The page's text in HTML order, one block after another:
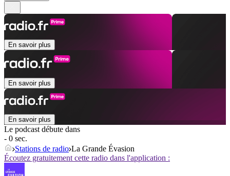
En savoir plus
En savoir plus
En savoir plus
Le podcast débute dans
- 0 sec.
Stations de radio La Grande Évasion
Écoutez gratuitement cette radio dans l'application :